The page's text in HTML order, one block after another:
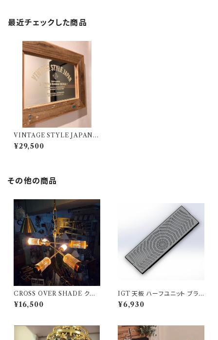
最近チェックした商品
VINTAGE STYLE JAPAN ミ
ラー 鏡 20周年リミテッドモデル
802PRODUCTS BICASA
¥29,500
その他の商品
CROSS OVER SHADE クロ
スオーバーシェード 802PROD
UCTS 真鍮 BRASS
¥16,500
IGT 天板 ハーフユニット ブラッ
クアイアン【 スパイダー 】アイア
ングリルテーブル Snow Peak
¥6,930